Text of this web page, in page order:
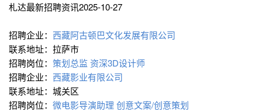
札达最新招聘资讯2025-10-27
招聘企业： 西藏阿古顿巴文化发展有限公司
联系地址：拉萨市
招聘岗位： 策划总监 资深3D设计师
招聘企业： 西藏影业有限公司
联系地址：城关区
招聘岗位： 微电影导演助理 创意文案/创意策划